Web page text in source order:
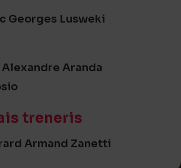
Georges Lusweki
Aranda
treneris
Armand Zanetti